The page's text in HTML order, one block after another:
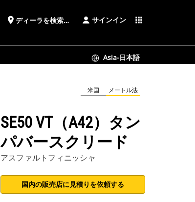
place ディーラを検索する サインイン apps
Asia-日本語
米国 メートル法
SE50 VT（A42）タン
パバースクリード
アスファルトフィニッシャ
国内の販売店に見積りを依頼する